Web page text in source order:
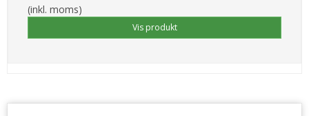
(inkl. moms)
Vis produkt